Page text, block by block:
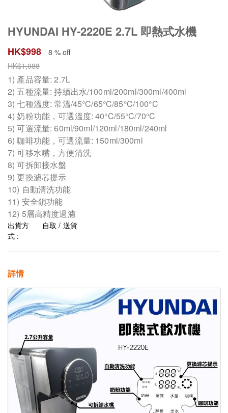
HYUNDAI HY-2220E 2.7L 即熱式水機
HK$998
8 % off
HK$1,088
1) 產品容量: 2.7L
2) 五種流量: 持續出水/100ml/200ml/300ml/400ml
3) 七種溫度: 常溫/45°C/65°C/85°C/100°C
4) 奶粉功能，可選溫度: 40°C/55°C/70°C
5) 可選流量: 60ml/90ml/120ml/180ml/240ml
6) 咖啡功能，可選流量: 150ml/300ml
7) 可移水嘴，方便清洗
8) 可拆卸接水盤
9) 更換濾芯提示
10) 自動清洗功能
11) 安全鎖功能
12) 5層高精度過濾
出貨方
式 :
自取 / 送貨
詳情